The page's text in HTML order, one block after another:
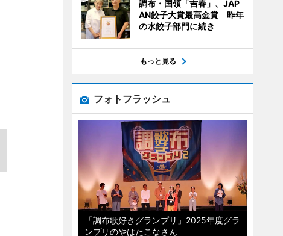
調布・国領「吉春」、JAP
AN餃子大賞最高金賞 昨年
の水餃子部門に続き
もっと見る
フォトフラッシュ
「調布歌好きグランプリ」2025年度グラ
ンプリのやはたこなさん